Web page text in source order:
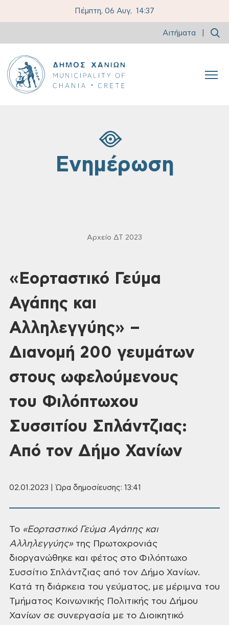
Πέμπτη, 06 Αυγ, 14:37
Αιτήματα
Ενημέρωση
Αρχείο ΔΤ 2023
«Εορταστικό Γεύμα
Αγάπης και
Αλληλεγγύης» –
Διανομή 200 γευμάτων
στους ωφελούμενους
του Φιλόπτωχου
Συσσιτίου Σπλάντζιας:
Από τον Δήμο Χανίων
02.01.2023 | Ώρα δημοσίευσης: 13:41
Το «ΕορταστικόΓεύμα Αγάπης και
Αλληλεγγύης»της Πρωτοχρονιάς
διοργανώθηκε και φέτος στο Φιλόπτωχο
Συσσίτιο Σπλάντζιας από τον Δήμο Χανίων.
Κατά τη διάρκεια του γεύματος, με μέριμνα του
Τμήματος Κοινωνικής Πολιτικής του Δήμου
Χανίων σε συνεργασία με το Διοικητικό